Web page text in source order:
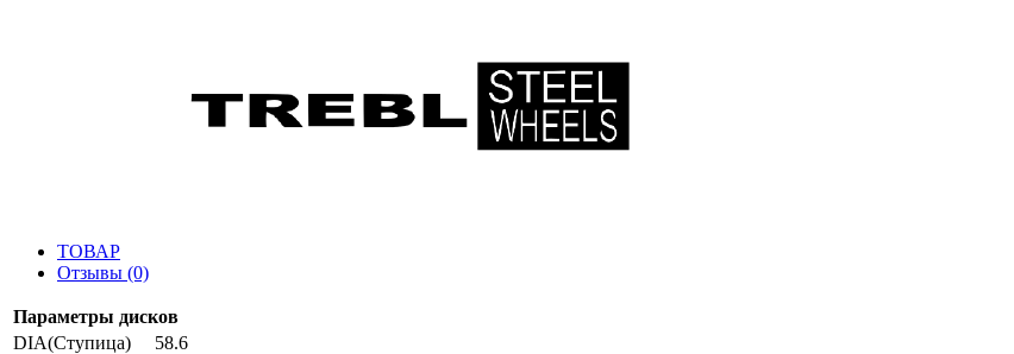
ТОВАР
Отзывы (0)
Параметры дисков
DIA(Ступица)
58.6